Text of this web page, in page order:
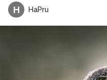
H HaPru